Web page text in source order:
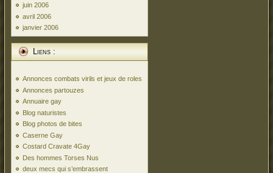
juin 2006
avril 2006
janvier 2006
Liens :
Annonces combats virils et jeux de roles
Annonces partouzes
Annuaire gay
Blog naturistes
Blog photos de bites
Caserne Gay
Costard Cravate 4Gay
Des hommes Torses Nus
deux mecs qui s’embrassent